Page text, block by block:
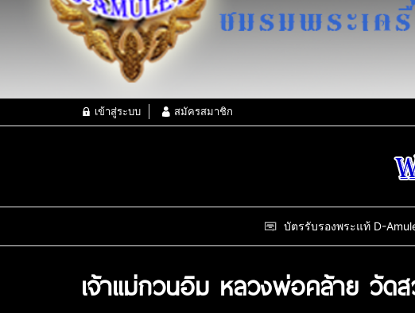
เข้าสู่ระบบ สมัครสมาชิก
บัตรรับรองพระแท้ D-
เจ้าแม่กวนอิม หลวงพ่อคล้าย วัด